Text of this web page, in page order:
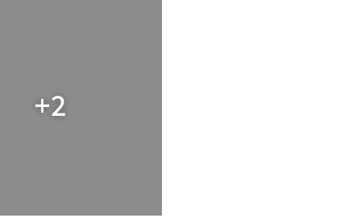
+2